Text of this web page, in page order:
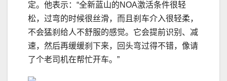
定。他表示：“全新蓝山的NOA激活条件很轻
松，过弯的时候很丝滑，而且刹车介入很轻柔，
不会猛刹给人不舒服的感觉。它会提前识别、减
速，然后再缓缓刹下来，回头弯过得不错，像请
了个老司机在帮忙开车。”